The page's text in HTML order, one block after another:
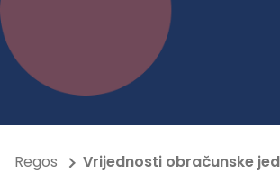
Regos Vrijednosti obračunske